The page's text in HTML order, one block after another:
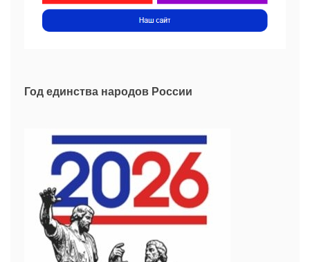
Год единства народов России